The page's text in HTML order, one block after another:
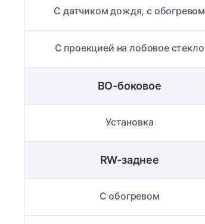
С датчиком дождя, с обогревом
С проекцией на лобовое стекло
ВО-боковое
Установка
RW-заднее
С обогревом